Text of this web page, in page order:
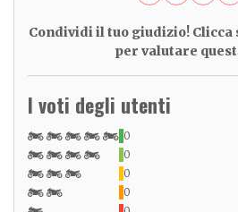
Condividi il tuo giudizio! Clicca
per valutare
I voti degli utenti
0
0
0
0